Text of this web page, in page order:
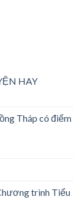
HAY
Tháp có điểm
trình Tiểu